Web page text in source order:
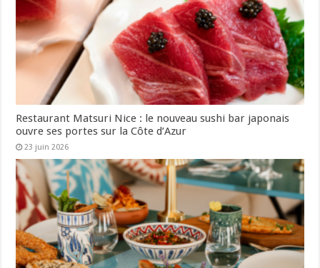
Restaurant Matsuri Nice : le nouveau sushi bar japonais
ouvre ses portes sur la Côte d’Azur
23 juin 2026